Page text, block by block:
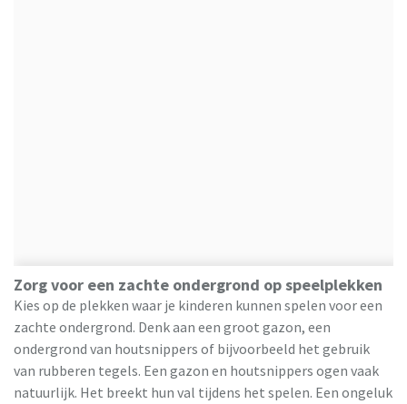
Zorg voor een zachte ondergrond op speelplekken
Kies op de plekken waar je kinderen kunnen spelen voor een
zachte ondergrond. Denk aan een groot gazon, een
ondergrond van houtsnippers of bijvoorbeeld het gebruik
van rubberen tegels. Een gazon en houtsnippers ogen vaak
natuurlijk. Het breekt hun val tijdens het spelen. Een ongeluk